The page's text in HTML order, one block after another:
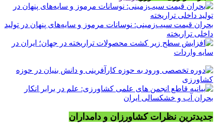
بحران قیمت سیب‌زمینی: نوسانات مرموز و سایه‌های پنهان در تولید
داخلی تراریخته
جدیدترین نظرات کشاورزان و دامداران